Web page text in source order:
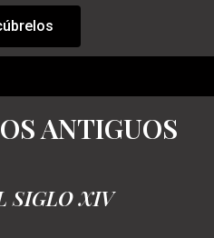
ANTIGUOS
SIGLO XIV